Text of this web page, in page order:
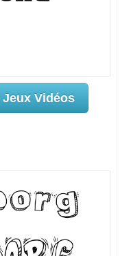
Jeux Vidéos